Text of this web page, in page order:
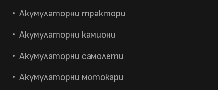
Акумулаторни трактори
Акумулаторни камиони
Акумулаторни самолети
Акумулаторни мотокари